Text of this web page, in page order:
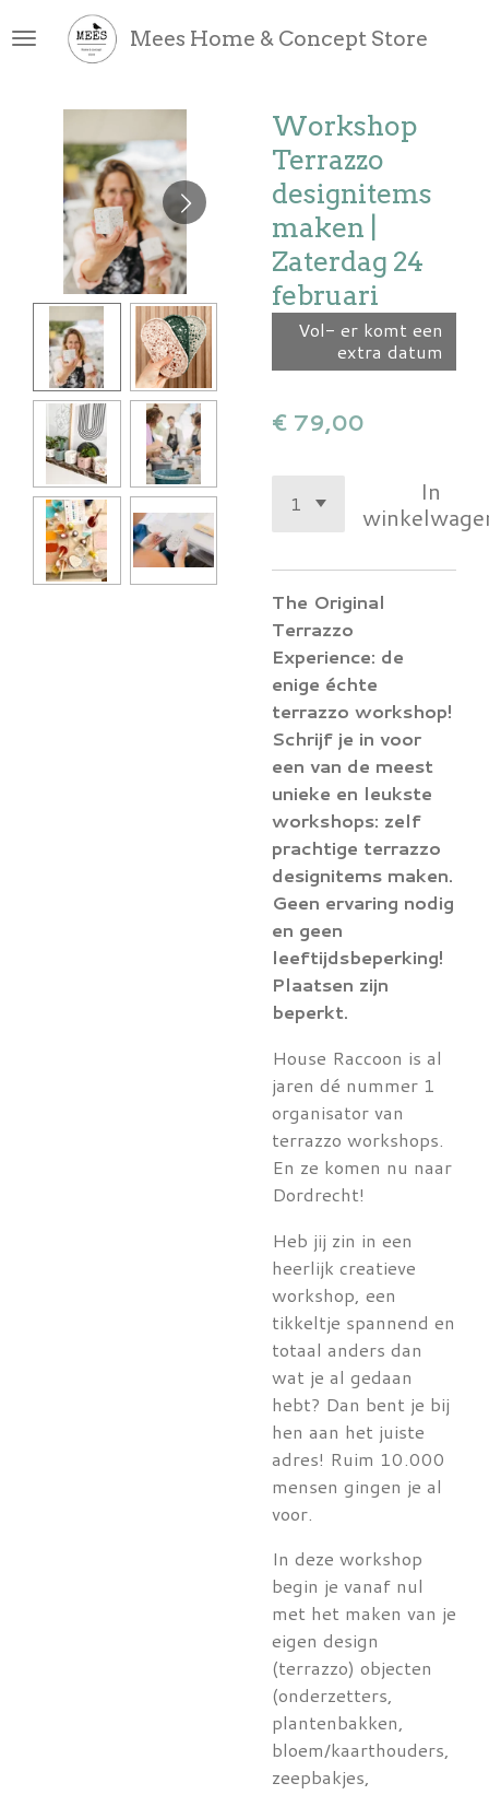
direct
Mees Home & Concept Store
Workshop
Terrazzo
designitems
maken |
Zaterdag 24
februari
Vol- er komt een
extra datum
€ 79,00
In
The Original
Terrazzo
Experience: de
enige échte
terrazzo workshop!
Schrijf je in voor
een van de meest
unieke en leukste
workshops: zelf
prachtige terrazzo
designitems maken.
Geen ervaring nodig
en geen
leeftijdsbeperking!
Plaatsen zijn
beperkt.
House Raccoon is al
jaren dé nummer 1
organisator van
terrazzo workshops.
En ze komen nu naar
Dordrecht!
Heb jij zin in een
heerlijk creatieve
workshop, een
tikkeltje spannend en
totaal anders dan
wat je al gedaan
hebt? Dan bent je bij
hen aan het juiste
adres! Ruim 10.000
mensen gingen je al
voor.
In deze workshop
begin je vanaf nul
met het maken van je
eigen design
(terrazzo) objecten
(onderzetters,
plantenbakken,
bloem/kaarthouders,
zeepbakjes,